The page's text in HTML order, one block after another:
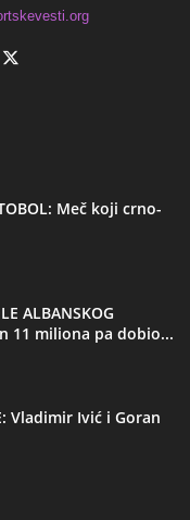
Meč koji crno-
ALBANSKOG
11 miliona pa dobio...
Vladimir Ivić i Goran